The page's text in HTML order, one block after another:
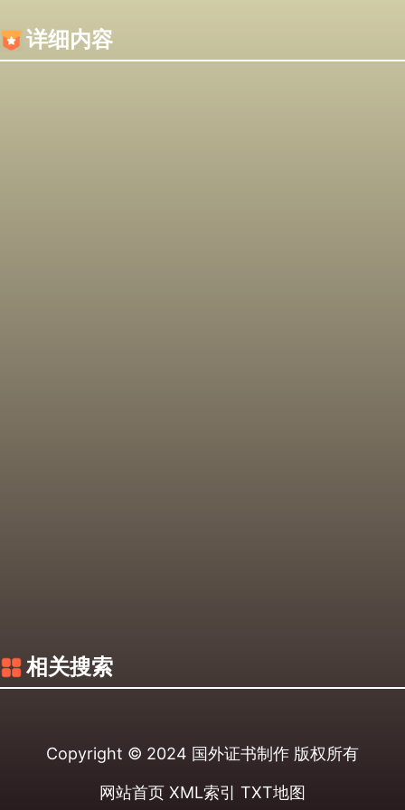
详细内容
相关搜索
Copyright © 2024 国外证书制作 版权所有
网站首页 XML索引 TXT地图